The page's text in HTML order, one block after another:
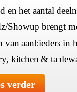
en het aantal
Showup brengt
van aanbieders in
kitchen &
verder